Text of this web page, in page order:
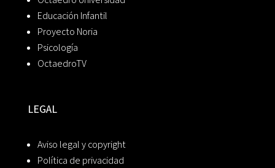
Educación Infantil
Proyecto Noria
Psicología
OctaedroTV
LEGAL
Aviso legal y copyright
Política de privacidad